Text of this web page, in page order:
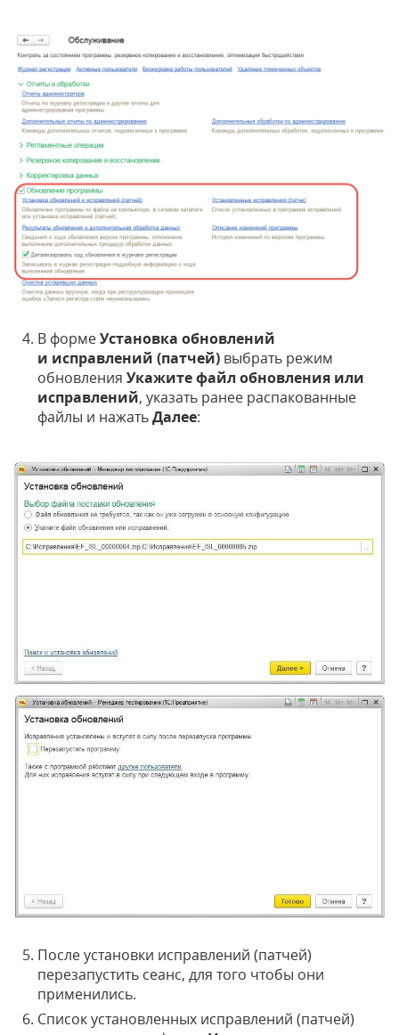
В формеУстановка обновлений
и исправлений (патчей) выбрать режим
обновления Укажите файл обновления или
исправлений, указать ранее распакованные
файлы и нажатьДалее:
После установки исправлений (патчей)
перезапустить сеанс, для того чтобы они
применились.
Список установленных исправлений (патчей)